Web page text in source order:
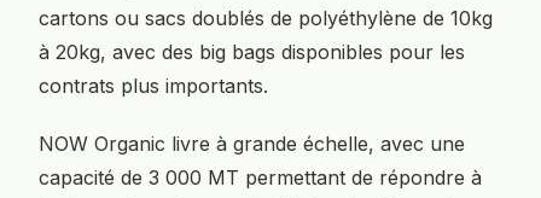
cartons ou sacs doublés de polyéthylène de 10kg
à 20kg, avec des big bags disponibles pour les
contrats plus importants.
NOW Organic livre à grande échelle, avec une
capacité de 3 000 MT permettant de répondre à